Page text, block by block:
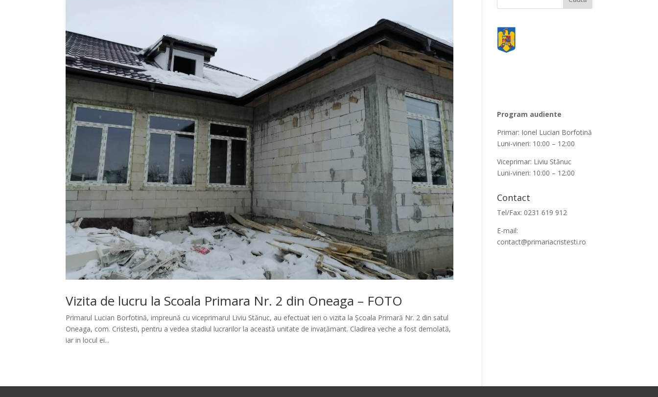
Vizita de lucru la Scoala Primara Nr. 2 din Oneaga – FOTO
Primarul Lucian Borfotină, impreună cu viceprimarul Liviu Stănuc, au efectuat ieri o vizita la Școala Primară Nr. 2 din satul
Oneaga, com. Cristesti, pentru a vedea stadiul lucrarilor la această unitate de invațămant. Cladirea veche a fost demolată,
iar in locul ei...
Program audiente
Primar: Ionel Lucian Borfotină
Luni-vineri: 10:00 – 12:00
Viceprimar: Liviu Stănuc
Luni-vineri: 10:00 – 12:00
Contact
Tel/Fax: 0231 619 912
E-mail:
contact@primariacristesti.ro